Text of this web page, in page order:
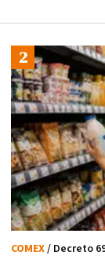
COMEX/ Decreto